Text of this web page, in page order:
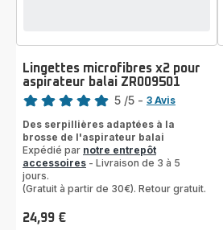
Lingettes microfibres x2 pour
aspirateur balai ZR009501
Note
5
étoiles
(moyenne)
5 /5 - 3 Avis
Des serpillières adaptées à la
brosse de l'aspirateur balai
Expédié par notre entrepôt
accessoires - Livraison de 3 à 5
jours.
(Gratuit à partir de 30€). Retour gratuit.
Prix
24,99 €